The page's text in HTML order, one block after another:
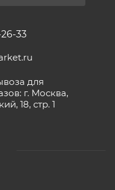
33
для
г. Москва,
18, стр. 1